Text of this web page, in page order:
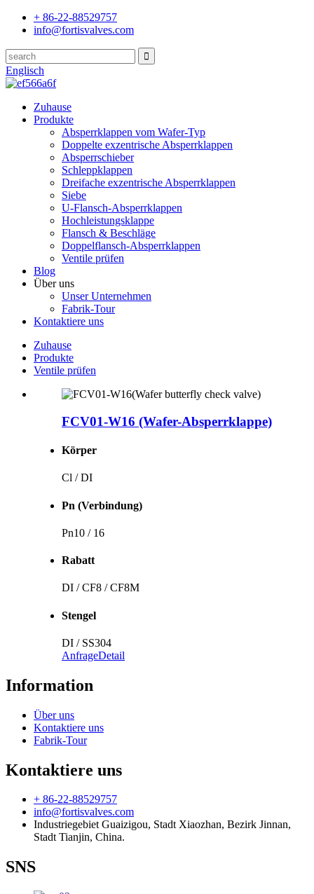
+ 86-22-88529757
info@fortisvalves.com
Englisch
Zuhause
Produkte
Absperrklappen vom Wafer-Typ
Doppelte exzentrische Absperrklappen
Absperrschieber
Schleppklappen
Dreifache exzentrische Absperrklappen
Siebe
U-Flansch-Absperrklappen
Hochleistungsklappe
Flansch & Beschläge
Doppelflansch-Absperrklappen
Ventile prüfen
Blog
Über uns
Unser Unternehmen
Fabrik-Tour
Kontaktiere uns
Zuhause
Produkte
Ventile prüfen
FCV01-W16 (Wafer-Absperrklappe)
Körper
Cl / DI
Pn (Verbindung)
Pn10 / 16
Rabatt
DI / CF8 / CF8M
Stengel
DI / SS304
AnfrageDetail
Information
Über uns
Kontaktiere uns
Fabrik-Tour
Kontaktiere uns
+ 86-22-88529757
info@fortisvalves.com
Industriegebiet Guaizigou, Stadt Xiaozhan, Bezirk Jinnan,
Stadt Tianjin, China.
SNS